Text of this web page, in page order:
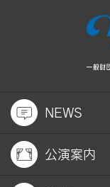
NEWS
公演案内